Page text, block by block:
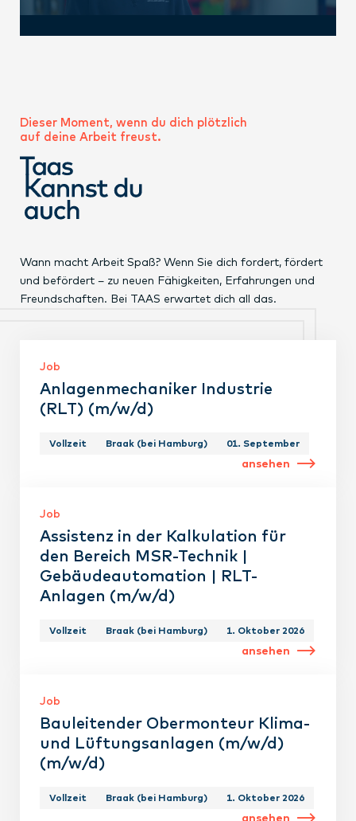
Dieser Moment, wenn du dich plötzlich
auf deine Arbeit freust.
Wann macht Arbeit Spaß? Wenn Sie dich fordert, fördert
und befördert – zu neuen Fähigkeiten, Erfahrungen und
Freundschaften. Bei TAAS erwartet dich all das.
Job
Anlagenmechaniker Industrie
(RLT) (m/w/d)
Vollzeit Braak (bei Hamburg) 01. September
ansehen
Job
Assistenz in der Kalkulation für
den Bereich MSR-Technik |
Gebäudeautomation | RLT-
Anlagen (m/w/d)
Vollzeit Braak (bei Hamburg) 1. Oktober 2026
ansehen
Job
Bauleitender Obermonteur Klima-
und Lüftungsanlagen (m/w/d)
(m/w/d)
Vollzeit Braak (bei Hamburg) 1. Oktober 2026
ansehen